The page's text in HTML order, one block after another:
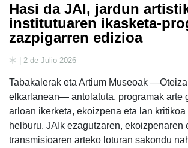
Hasi da JAI, jardun
institutuaren ikasketa-
zazpigarren edizioa
| 2 de Julio 2026
Tabakalerak eta Artium Museoak
elkarlanean— antolatuta, programak arte
arloan ikerketa, ekoizpena eta lan kritikoa
helburu. JAIk ezagutzaren, ekoizpenaren
transmisioaren arteko loturan sakondu